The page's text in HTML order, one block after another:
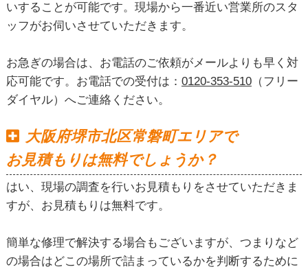
いすることが可能です。現場から一番近い営業所のスタ
ッフがお伺いさせていただきます。
お急ぎの場合は、お電話のご依頼がメールよりも早く対
応可能です。お電話での受付は： 0120-353-510（フリー
ダイヤル）へご連絡ください。
大阪府堺市北区常磐町エリアで
お見積もりは無料でしょうか？
はい、現場の調査を行いお見積もりをさせていただきま
すが、お見積もりは無料です。
簡単な修理で解決する場合もございますが、つまりなど
の場合はどこの場所で詰まっているかを判断するために